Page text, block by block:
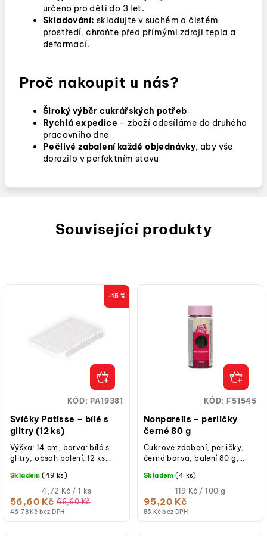
určeno pro děti do 3 let.
Skladování: skladujte v suchém a čistém
prostředí, chraňte před přímými zdroji tepla a
deformací.
Proč nakoupit u nás?
Široký výběr cukrářských potřeb
Rychlá expedice – zboží odesíláme do druhého
pracovního dne
Pečlivé zabalení každé objednávky, aby vše
dorazilo v perfektním stavu
Související produkty
–15 %
Svíčky Patisse – bílé s
glitry (12 ks)
46,78 Kč bez DPH
56,60 Kč 66,60 Kč
Měrná
cena:
(jednotková
4,72 Kč / 1 ks
Skladem (49 ks)
Výška: 14 cm, barva: bílá s
glitry, obsah balení: 12 ks
ideální pro zdobení dortů k...
KÓD: PA19381
Nonpareils – perličky
černé 80 g
85 Kč bez DPH
95,20 Kč
Měrná
cena:
(jednotková
119 Kč / 100 g
Skladem (4 ks)
Cukrové zdobení, perličky,
černá barva, balení 80 g,
vhodné na dorty, cupcakes i
sušenky.
KÓD: F51545